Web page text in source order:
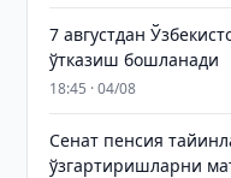
7 августдан
ўтказиш бошланади
18:45 · 04/08
Сенат пенсия
ўзгартиришларни